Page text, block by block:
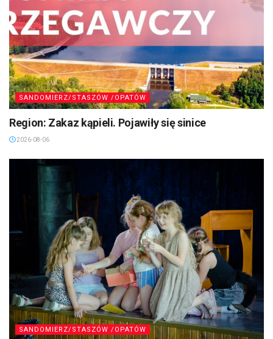
SANDOMIERZ/STASZÓW /OPATÓW
Region: Zakaz kąpieli. Pojawiły się sinice
2026-08-06
SANDOMIERZ/STASZÓW /OPATÓW